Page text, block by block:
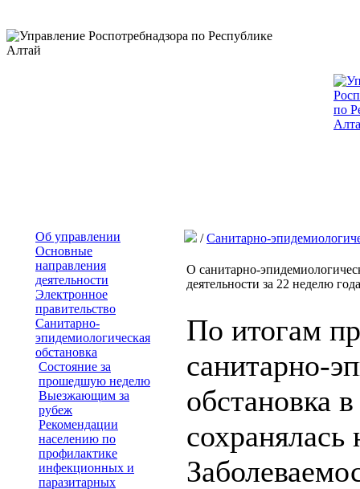
Об управлении
Основные
направления
деятельности
Электронное
правительство
Санитарно-
эпидемиологическая
обстановка
Состояние за
прошедшую неделю
Выезжающим за
рубеж
Рекомендации
населению по
профилактике
инфекционных и
паразитарных
/Санитарно-
О санитарно-
деятельности за 22 неделю
По итогам
санитарно-
обстановка